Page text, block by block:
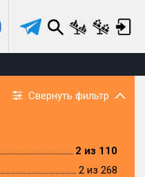
Свернуть фильтр
2 из 110
2 из 268